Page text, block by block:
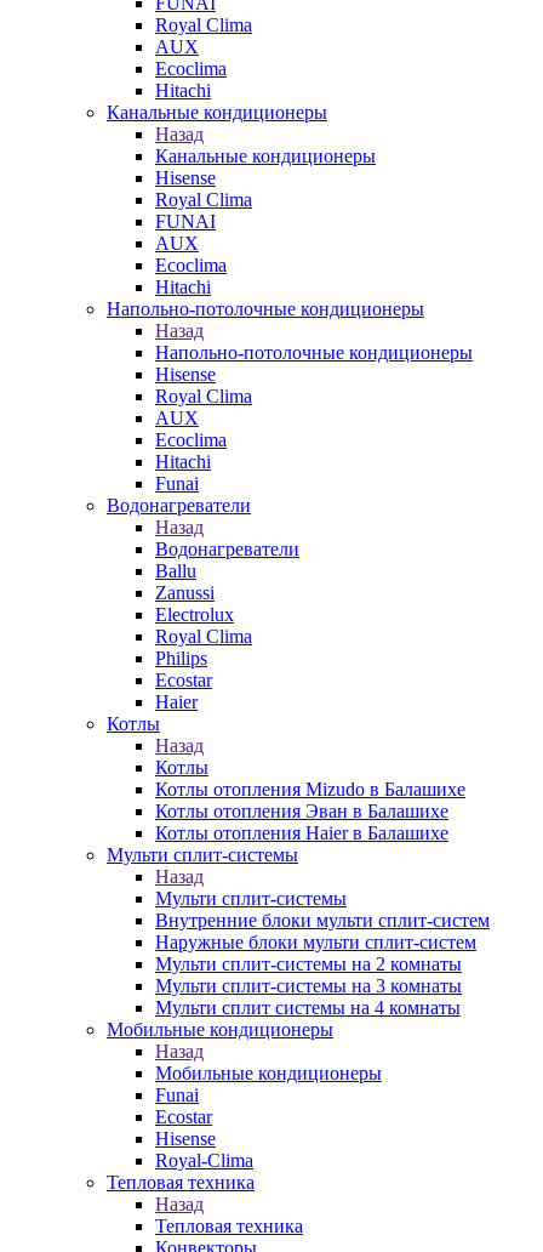
Royal Clima
AUX
Ecoclima
Hitachi
Канальные кондиционеры
Назад
Канальные кондиционеры
Hisense
Royal Clima
FUNAI
AUX
Ecoclima
Hitachi
Напольно-потолочные кондиционеры
Назад
Напольно-потолочные кондиционеры
Hisense
Royal Clima
AUX
Ecoclima
Hitachi
Funai
Водонагреватели
Назад
Водонагреватели
Ballu
Zanussi
Electrolux
Royal Clima
Philips
Ecostar
Haier
Котлы
Назад
Котлы
Котлы отопления Mizudo в Балашихе
Котлы отопления Эван в Балашихе
Котлы отопления Haier в Балашихе
Мульти сплит-системы
Назад
Мульти сплит-системы
Внутренние блоки мульти сплит-систем
Наружные блоки мульти сплит-систем
Мульти сплит-системы на 2 комнаты
Мульти сплит-системы на 3 комнаты
Мульти сплит системы на 4 комнаты
Мобильные кондиционеры
Назад
Мобильные кондиционеры
Funai
Ecostar
Hisense
Royal-Clima
Тепловая техника
Назад
Тепловая техника
Конвекторы